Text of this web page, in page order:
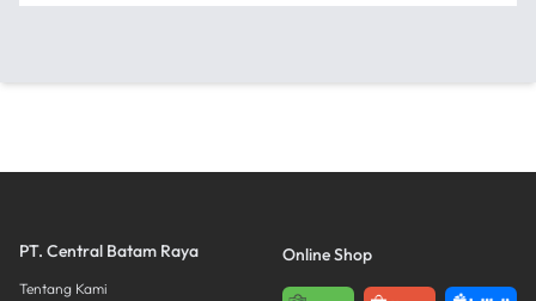
PT. Central Batam Raya
Tentang Kami
Online Shop